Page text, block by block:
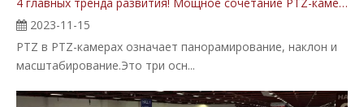
2023-11-15
PTZ в PTZ-камерах означает панорамирование, наклон и
масштабирование.Это три осн...